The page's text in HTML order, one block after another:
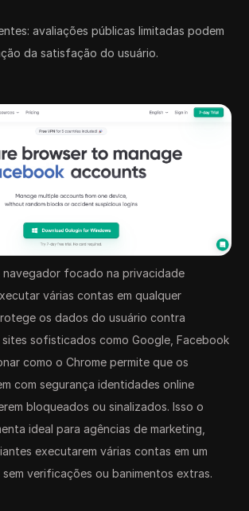
avaliações públicas limitadas podem
da satisfação do usuário.
navegador focado na privacidade
várias contas em qualquer
os dados do usuário contra
sites sofisticados como Google, Facebook
como o Chrome permite que os
com segurança identidades online
bloqueados ou sinalizados. Isso o
ideal para agências de marketing,
executarem várias contas em um
verificações ou banimentos extras.